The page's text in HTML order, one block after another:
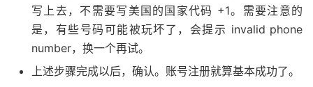
写上去，不需要写美国的国家代码 +1。需要注意的
是，有些号码可能被玩坏了，会提示 invalid phone
number，换一个再试。
上述步骤完成以后，确认。账号注册就算基本成功了。